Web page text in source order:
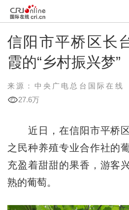
信阳市平桥区长
霞的“乡村振兴梦”
来源：中央广电总台国际在线
27.6万
近日，在信阳市平桥区
之民种养殖专业合作社的
充盈着甜甜的果香，游客
熟的葡萄。